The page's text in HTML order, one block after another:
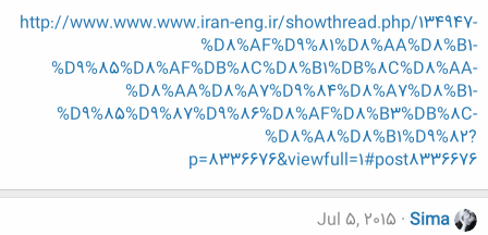
http://www.www.www.iran-eng.ir/showthread.php/134947-
%D8%AF%D9%81%D8%AA%D8%B1-
%D9%85%D8%AF%DB%8C%D8%B1%DB%8C%D8%AA-
%D8%AA%D8%A7%D9%84%D8%A7%D8%B1-
%D9%85%D9%87%D9%86%D8%AF%D8%B3%DB%8C-
%D8%A8%D8%B1%D9%82?
p=8336676&viewfull=1#post8336676
Sima
Jul 5, 2015